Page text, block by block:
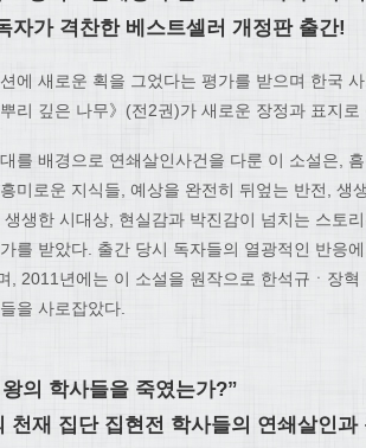
자가 격찬한 베스트셀러 개정판 출간!
에 새로운 획을 그었다는 평가를 받으며 한국
리 깊은 나무》(전2권)가 새로운 장정과 표지
를 배경으로 연쇄살인사건을 다룬 이 소설은,
미로운 지식들, 예상을 완전히 뒤엎는 반전, 생
생생한 시대상, 현실감과 박진감이 넘치는 스토
를 받았다. 출간 당시 독자들의 열광적인 반응
, 2011년에는 이 소설을 원작으로 한석규ㆍ장
을 사로잡았다.
의 학사들을 죽였는가?”
천재 집단 집현전 학사들의 연쇄살인